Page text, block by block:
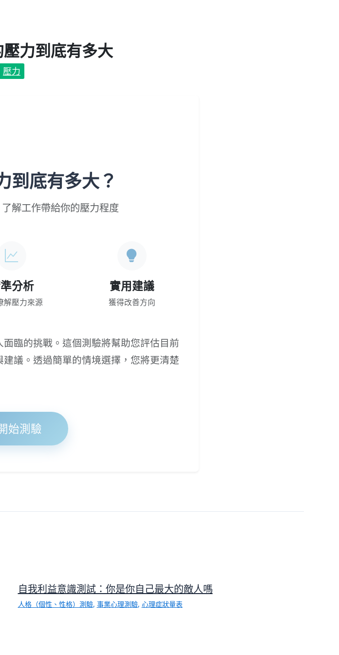
力到底有多大
壓力
到底有多大？
解工作帶給你的壓力程度
分析
解壓力來源
實用建議
獲得改善方向
臨的挑戰。這個測驗將幫助您評估目前
議。透過簡單的情境選擇，您將更清楚
始測驗
自我利益意識測試：你是你自己最大的敵人嗎
人格（個性、性格）測驗, 事業心理測驗, 心理症狀量表